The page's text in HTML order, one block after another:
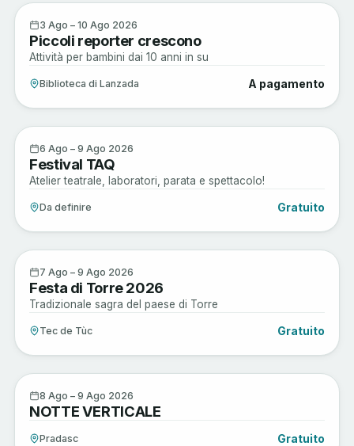
Musica e Spettacoli
3 Ago – 10 Ago 2026
Piccoli reporter crescono
Attività per bambini dai 10 anni in su
Biblioteca di Lanzada A pagamento
Arte e Cultura
6 Ago – 9 Ago 2026
Festival TAQ
Atelier teatrale, laboratori, parata e spettacolo!
Da definire Gratuito
Enogastronomia
7 Ago – 9 Ago 2026
Festa di Torre 2026
Tradizionale sagra del paese di Torre
Tec de Tùc Gratuito
Active
8 Ago – 9 Ago 2026
NOTTE VERTICALE
Pradasc Gratuito